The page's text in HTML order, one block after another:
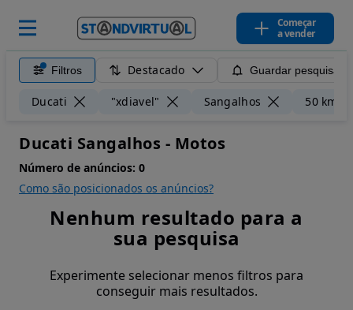
Começar
a vender
Filtros Destacado Guardar pesquisa
Ducati "xdiavel" Sangalhos 50 km
Ducati Sangalhos - Motos
Número de anúncios: 0
Como são posicionados os anúncios?
Nenhum resultado para a
sua pesquisa
Experimente selecionar menos filtros para
conseguir mais resultados.